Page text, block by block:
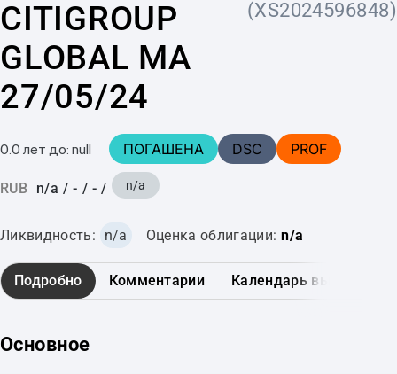
CITIGROUP
GLOBAL MA
27/05/24
(XS2024596848)
0.0 лет до: null ПОГАШЕНА DSC PROF
RUB n/a / - / - / n/a
Ликвидность: n/a Оценка облигации: n/a
Подробно Комментарии Календарь выплат
Основное